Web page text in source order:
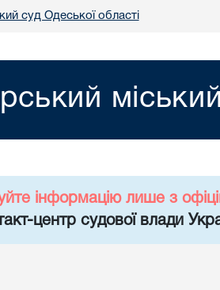
суд Одеської області
інформацію лише з
центр судової влади